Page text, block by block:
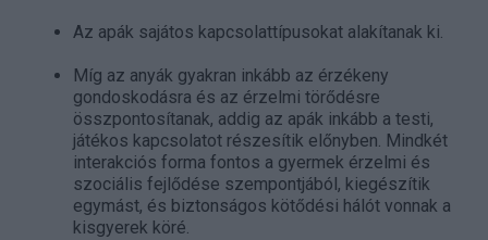
Az apák sajátos kapcsolattípusokat alakítanak ki.
Míg az anyák gyakran inkább az érzékeny
gondoskodásra és az érzelmi törődésre
összpontosítanak, addig az apák inkább a testi,
játékos kapcsolatot részesítik előnyben. Mindkét
interakciós forma fontos a gyermek érzelmi és
szociális fejlődése szempontjából, kiegészítik
egymást, és biztonságos kötődési hálót vonnak a
kisgyerek köré.